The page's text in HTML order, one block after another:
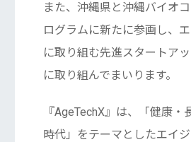
また、沖縄県と沖縄バイオ
ログラムに新たに参画し、
に取り組む先進スタートア
に取り組んでまいります。
『AgeTechX』は、「健康
時代」をテーマとしたエイ